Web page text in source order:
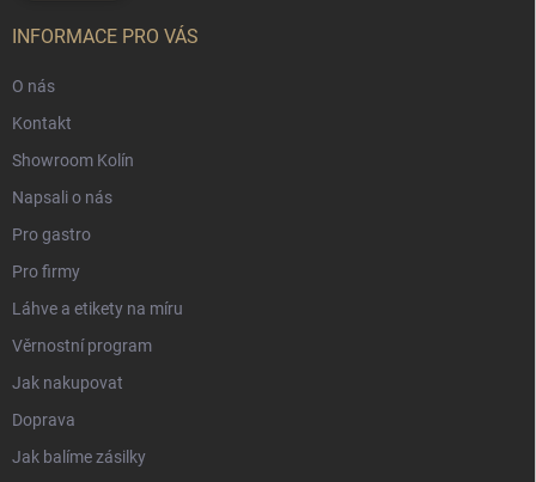
INFORMACE PRO VÁS
O nás
Kontakt
Showroom Kolín
Napsali o nás
Pro gastro
Pro firmy
Láhve a etikety na míru
Věrnostní program
Jak nakupovat
Doprava
Jak balíme zásilky